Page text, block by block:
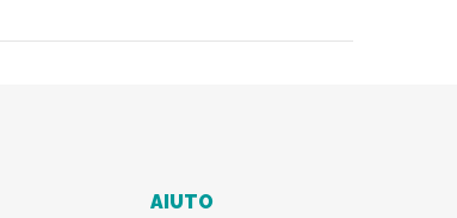
AIUTO